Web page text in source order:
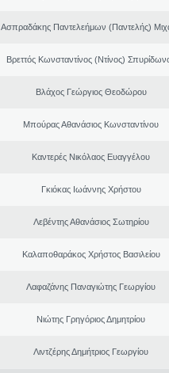
Ασπραδάκης Παντελεήμων (Παντελής)
Βρεττός Κωνσταντίνος (Ντίνος)
Βλάχος Γεώργιος Θεοδώρου
Μπούρας Αθανάσιος Κωνσταντίνου
Καντερές Νικόλαος Ευαγγέλου
Γκιόκας Ιωάννης Χρήστου
Λεβέντης Αθανάσιος Σωτηρίου
Καλαποθαράκος Χρήστος Βασιλείου
Λαφαζάνης Παναγιώτης Γεωργίου
Νιώτης Γρηγόριος Δημητρίου
Λιντζέρης Δημήτριος Γεωργίου